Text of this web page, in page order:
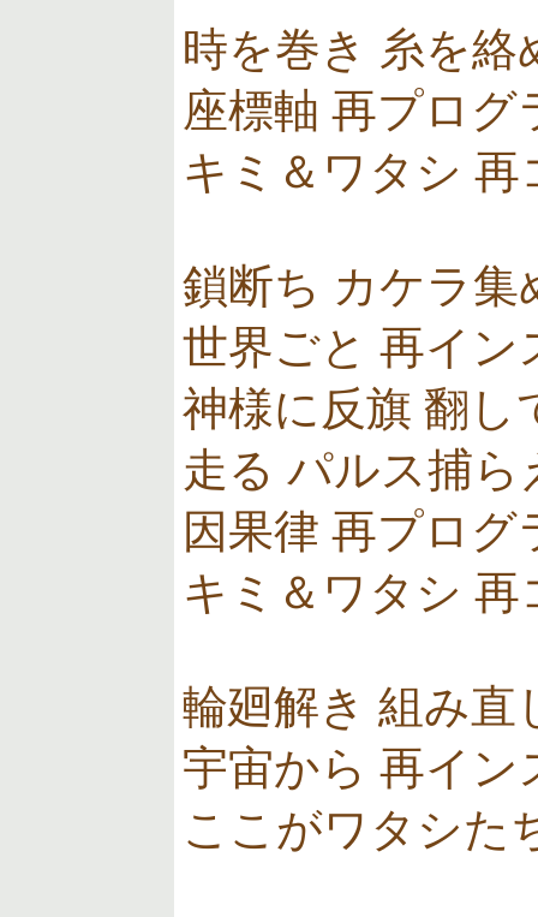
時を巻き 糸を絡
座標軸 再プログ
キミ＆ワタシ 再
鎖断ち カケラ集
世界ごと 再イン
神様に反旗 翻し
走る パルス捕ら
因果律 再プログ
キミ＆ワタシ 再
輪廻解き 組み直
宇宙から 再イン
ここがワタシた